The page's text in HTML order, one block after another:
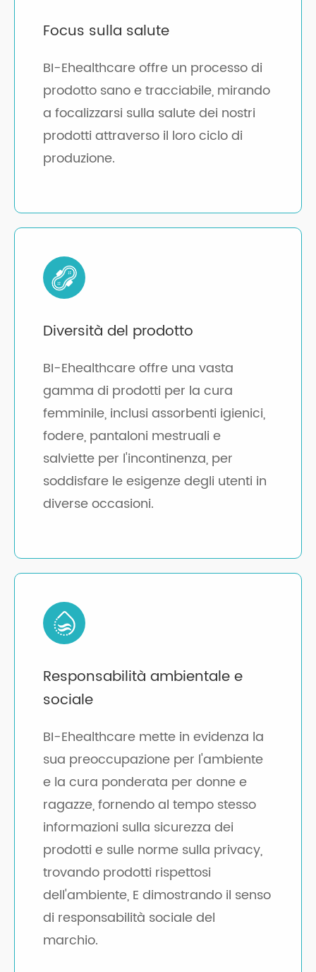
Focus sulla salute
BI-Ehealthcare offre un processo di
prodotto sano e tracciabile, mirando
a focalizzarsi sulla salute dei nostri
prodotti attraverso il loro ciclo di
produzione.
Diversità del prodotto
BI-Ehealthcare offre una vasta
gamma di prodotti per la cura
femminile, inclusi assorbenti igienici,
fodere, pantaloni mestruali e
salviette per l'incontinenza, per
soddisfare le esigenze degli utenti in
diverse occasioni.
Responsabilità ambientale e
sociale
BI-Ehealthcare mette in evidenza la
sua preoccupazione per l'ambiente
e la cura ponderata per donne e
ragazze, fornendo al tempo stesso
informazioni sulla sicurezza dei
prodotti e sulle norme sulla privacy,
trovando prodotti rispettosi
dell'ambiente, E dimostrando il senso
di responsabilità sociale del
marchio.